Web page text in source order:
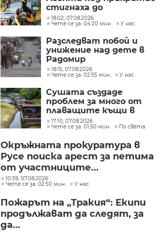
стигнаха до
лабораторията във
„Факултета“
18:02, 07.08.2026
Чете се за: 04:20 мин.
У нас
Разследват побой и
унижение над дете в
Радомир
18:15, 07.08.2026
Чете се за: 02:55 мин.
У нас
Сушата създаде
проблем за много от
плаващите къщи в
Нидерландия
17:10, 07.08.2026
Чете се за: 01:50 мин.
По света
Окръжната прокуратура в
Русе поиска арест за петима
от участниците...
10:59, 07.08.2026
Чете се за: 02:50 мин.
У нас
Пожарът на „Тракия“: Екипи
продължават да следят, за
да...